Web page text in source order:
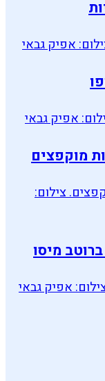
מוקפצים
מיסו